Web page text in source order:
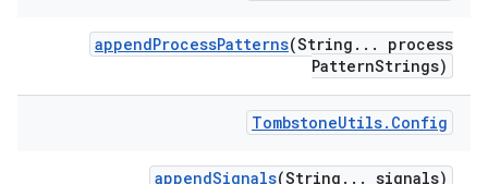
appendProcessPatterns(String . . .
process
PatternStrings)
TombstoneUtils. Config
appendSignals(String . . . signals)